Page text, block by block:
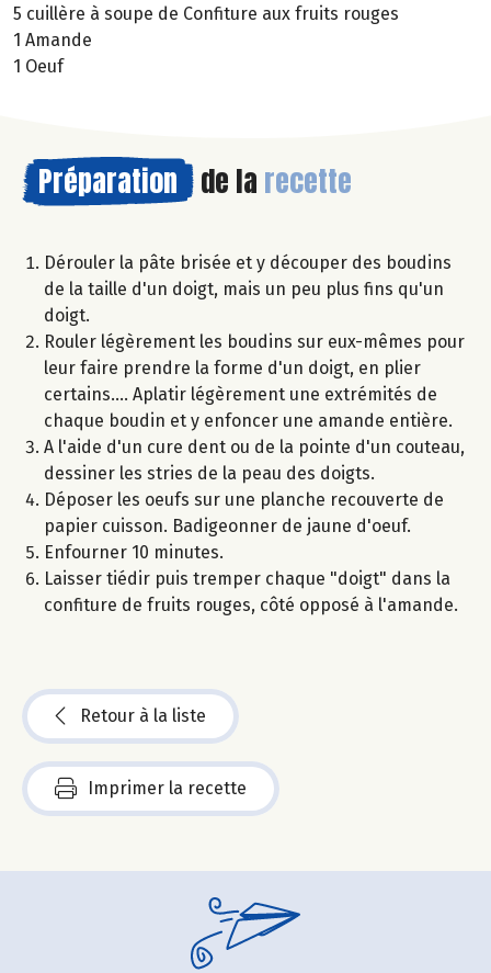
5 cuillère à soupe de Confiture aux fruits rouges
1 Amande
1 Oeuf
Préparation de la recette
Dérouler la pâte brisée et y découper des boudins
de la taille d'un doigt, mais un peu plus fins qu'un
doigt.
Rouler légèrement les boudins sur eux-mêmes pour
leur faire prendre la forme d'un doigt, en plier
certains.... Aplatir légèrement une extrémités de
chaque boudin et y enfoncer une amande entière.
A l'aide d'un cure dent ou de la pointe d'un couteau,
dessiner les stries de la peau des doigts.
Déposer les oeufs sur une planche recouverte de
papier cuisson. Badigeonner de jaune d'oeuf.
Enfourner 10 minutes.
Laisser tiédir puis tremper chaque "doigt" dans la
confiture de fruits rouges, côté opposé à l'amande.
Retour à la liste
Imprimer la recette